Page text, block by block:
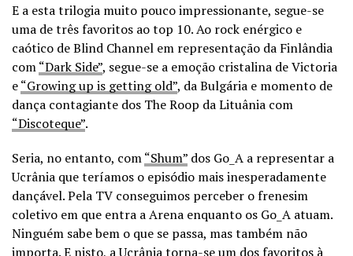
E a esta trilogia muito pouco impressionante, segue-se
uma de três favoritos ao top 10. Ao rock enérgico e
caótico de Blind Channel em representação da Finlândia
com“Dark Side”, segue-se a emoção cristalina de Victoria
e“Growing up is getting old”, da Bulgária e momento de
dança contagiante dos The Roop da Lituânia com
“Discoteque”.
Seria, no entanto, com“Shum” dos Go_A a representar a
Ucrânia que teríamos o episódio mais inesperadamente
dançável. Pela TV conseguimos perceber o frenesim
coletivo em que entra a Arena enquanto os Go_A atuam.
Ninguém sabe bem o que se passa, mas também não
importa. E nisto, a Ucrânia torna-se um dos favoritos à